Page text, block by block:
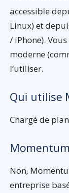
accessible
Linux) et
/ iPhone).
moderne
l’utiliser.
Qui utilise
Chargé de
Non,
entreprise